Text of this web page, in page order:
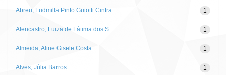
1
Abreu, Ludmilla Pinto Guiotti Cintra
1
Alencastro, Luiza de Fátima dos S...
1
Almeida, Aline Gisele Costa
1
Alves, Júlia Barros